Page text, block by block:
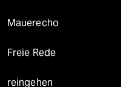
Mauerecho
Freie Rede
reingehen